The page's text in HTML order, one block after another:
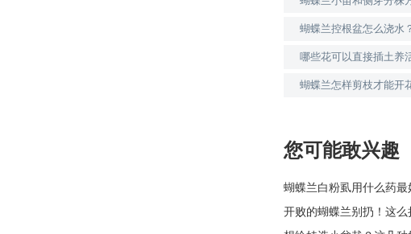
蝴蝶兰控根盆怎么浇水
哪些花可以直接插土养
蝴蝶兰怎样剪枝才能开
您可能敢兴趣
蝴蝶兰白粉虱用什么药
开败的蝴蝶兰别扔！这